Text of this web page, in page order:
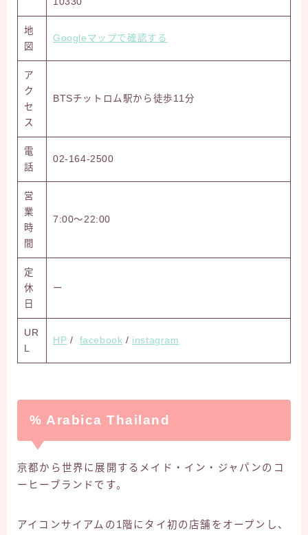
地
図
Googleマップで確認する
ア
ク
セ
ス
BTSチットロム駅から徒歩11分
電
話
02-164-2500
営
業
時
間
7:00～22:00
定
休
日
ー
UR
HP / facebook / instagram
% Arabica Thailand
京都から世界に展開するメイド・イン・ジャパンのコ
ーヒーブランドです。
アイコンサイアムの1階にタイ初の店舗をオープンし、